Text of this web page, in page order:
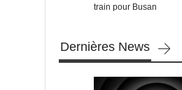
train pour Busan
Dernières News